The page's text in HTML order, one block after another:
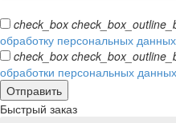
check_box
обработку персональных данных
check_box
обработки персональных данных
Быстрый заказ